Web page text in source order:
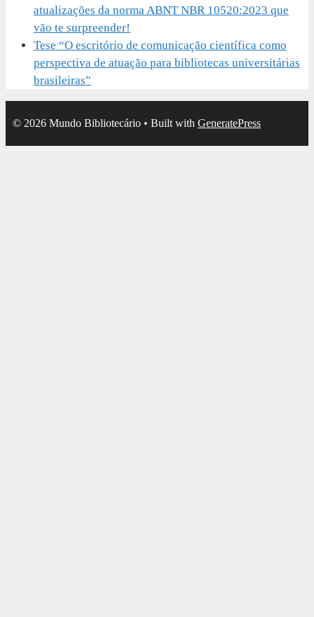
atualizações da norma ABNT NBR 10520:2023 que
vão te surpreender!
Tese “O escritório de comunicação científica como
perspectiva de atuação para bibliotecas universitárias
brasileiras”
© 2026 Mundo Bibliotecário • Built with GeneratePress